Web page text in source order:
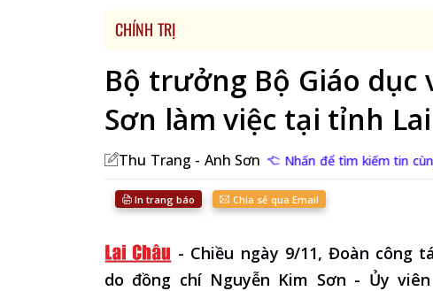
CHÍNH TRỊ
Bộ trưởng Bộ Giáo dục
Sơn làm việc tại tỉnh
Thu Trang - Anh Sơn Nhấn để tìm kiếm tin
In trang báo Chia sẻ qua Email
- Chiều ngày 9/11, Đoàn công
do đồng chí Nguyễn Kim Sơn - Ủy